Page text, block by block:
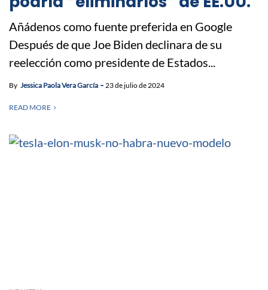
Añádenos como fuente preferida en Google
Después de que Joe Biden declinara de su
reelección como presidente de Estados...
By Jessica Paola Vera García 23 de julio de 2024
READ MORE